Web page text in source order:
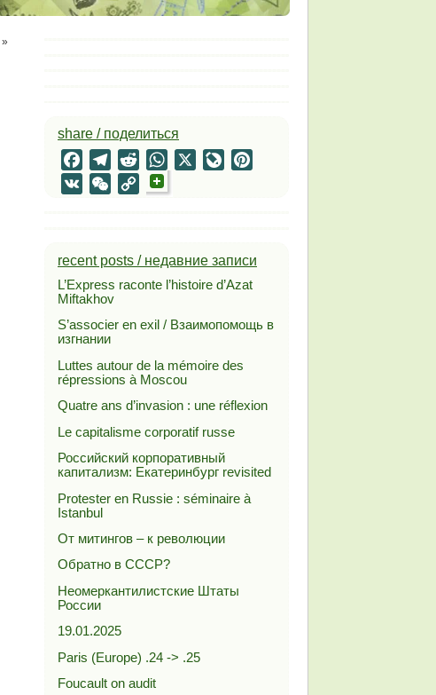
»
share / поделиться
FacebookTelegramRedditWhatsApp LiveJournal
VK
WeChat
Copy
recent posts / недавние записи
L’Express raconte l’histoire d’Azat
Miftakhov
S’associer en exil / Взаимопомощь в
изгнании
Luttes autour de la mémoire des
répressions à Moscou
Quatre ans d’invasion : une réflexion
Le capitalisme corporatif russe
Российский корпоративный
капитализм: Екатеринбург revisited
Protester en Russie : séminaire à
Istanbul
От митингов – к революции
Обратно в СССР?
Неомеркантилистские Штаты
России
19.01.2025
Paris (Europe) .24 -> .25
Foucault on audit